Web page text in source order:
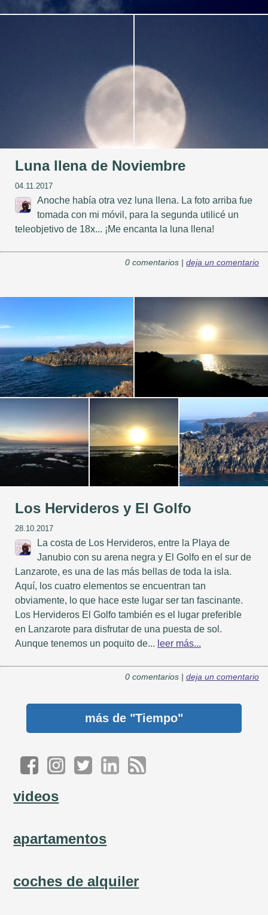
Luna llena de Noviembre
04.11.2017
Anoche había otra vez luna llena. La foto arriba fue
tomada con mi móvil, para la segunda utilicé un
teleobjetivo de 18x... ¡Me encanta la luna llena!
0 comentarios | deja un comentario
Los Hervideros y El Golfo
28.10.2017
La costa de Los Hervideros, entre la Playa de
Janubio con su arena negra y El Golfo en el sur de
Lanzarote, es una de las más bellas de toda la isla.
Aquí, los cuatro elementos se encuentran tan
obviamente, lo que hace este lugar ser tan fascinante.
Los Hervideros El Golfo también es el lugar preferible
en Lanzarote para disfrutar de una puesta de sol.
Aunque tenemos un poquito de... leer más...
0 comentarios | deja un comentario
más de "Tiempo"
videos
apartamentos
coches de alquiler